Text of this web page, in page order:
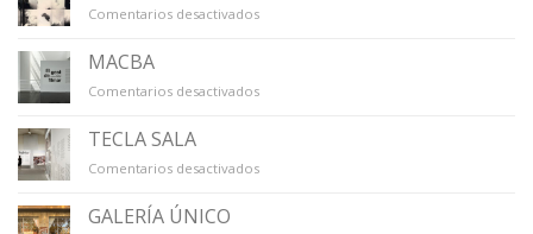
Comentarios desactivadosen
MACBA
Comentarios desactivadosen
TECLA SALA
Comentarios desactivadosen
GALERÍA ÚNICO